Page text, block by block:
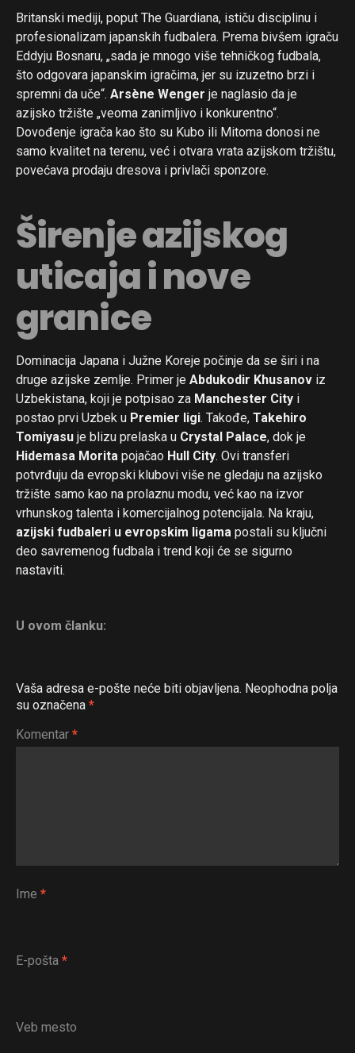
Britanski mediji, poput The Guardiana, ističu disciplinu i
profesionalizam japanskih fudbalera. Prema bivšem igraču
Eddyju Bosnaru, „sada je mnogo više tehničkog fudbala,
što odgovara japanskim igračima, jer su izuzetno brzi i
spremni da uče“. Arsène Wenger je naglasio da je
azijsko tržište „veoma zanimljivo i konkurentno“.
Dovođenje igrača kao što su Kubo ili Mitoma donosi ne
samo kvalitet na terenu, već i otvara vrata azijskom tržištu,
povećava prodaju dresova i privlači sponzore.
Širenje azijskog
uticaja i nove
granice
Dominacija Japana i Južne Koreje počinje da se širi i na
druge azijske zemlje. Primer je Abdukodir Khusanov iz
Uzbekistana, koji je potpisao za Manchester City i
postao prvi Uzbek u Premier ligi. Takođe, Takehiro
Tomiyasu je blizu prelaska u Crystal Palace, dok je
Hidemasa Morita pojačao Hull City. Ovi transferi
potvrđuju da evropski klubovi više ne gledaju na azijsko
tržište samo kao na prolaznu modu, već kao na izvor
vrhunskog talenta i komercijalnog potencijala. Na kraju,
azijski fudbaleri u evropskim ligama postali su ključni
deo savremenog fudbala i trend koji će se sigurno
nastaviti.
U ovom članku:
Vaša adresa e-pošte neće biti objavljena. Neophodna polja
su označena *
Komentar *
Ime *
E-pošta *
Veb mesto